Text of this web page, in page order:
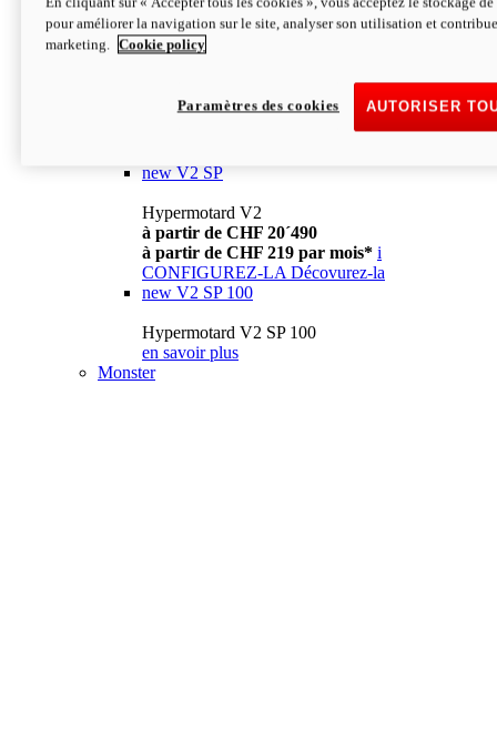
à partir de CHF 13´990 i
CONFIGUREZ-LA Décovurez-la
newV2
à partir de CHF 15´990
à partir de CHF 169 par mois* i
new V2 SP
Hypermotard V2
à partir de CHF 20´490
à partir de CHF 219 par mois* i
CONFIGUREZ-LA Décovurez-la
new V2 SP 100
Hypermotard V2 SP 100
en savoir plus
Monster
pour améliorer la navigation sur le site, analyser son utilisation et
marketing.
Cookie policy
AUTORISER
Paramètres des cookies